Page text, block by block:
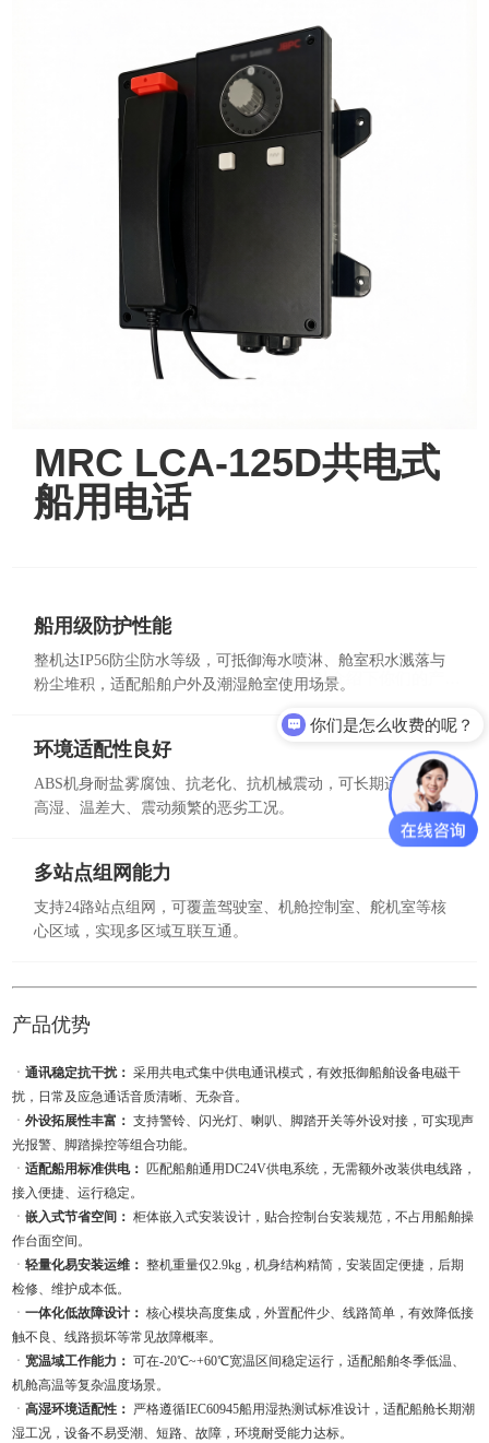
MRC LCA-125D共电式
船用电话
船用级防护性能
整机达IP56防尘防水等级，可抵御海水喷淋、舱室积水溅落与
粉尘堆积，适配船舶户外及潮湿舱室使用场景。
环境适配性良好
ABS机身耐盐雾腐蚀、抗老化、抗机械震动，可长期适应船舶
高湿、温差大、震动频繁的恶劣工况。
多站点组网能力
支持24路站点组网，可覆盖驾驶室、机舱控制室、舵机室等核
心区域，实现多区域互联互通。
产品优势
ㆍ通讯稳定抗干扰： 采用共电式集中供电通讯模式，有效抵御船舶设备电磁干
扰，日常及应急通话音质清晰、无杂音。
ㆍ外设拓展性丰富： 支持警铃、闪光灯、喇叭、脚踏开关等外设对接，可实现声
光报警、脚踏操控等组合功能。
ㆍ适配船用标准供电：
匹配船舶通用DC24V供电系统，无需额外改装供电线路，
接入便捷、运行稳定。
ㆍ嵌入式节省空间： 柜体嵌入式安装设计，贴合控制台安装规范，不占用船舶操
作台面空间。
ㆍ轻量化易安装运维： 整机重量仅2.9kg，机身结构精简，安装固定便捷，后期
检修、维护成本低。
ㆍ一体化低故障设计： 核心模块高度集成，外置配件少、线路简单，有效降低接
触不良、线路损坏等常见故障概率。
ㆍ宽温域工作能力： 可在-20℃~+60℃宽温区间稳定运行，适配船舶冬季低温、
机舱高温等复杂温度场景。
ㆍ高湿环境适配性： 严格遵循IEC60945船用湿热测试标准设计，适配船舱长期潮
湿工况，设备不易受潮、短路、故障，环境耐受能力达标。
你们是怎么收费的呢？